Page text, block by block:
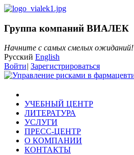
Группа компаний ВИАЛЕК
Начните с самых смелых ожиданий!
Русский English
Войти| Зарегистрироваться
УЧЕБНЫЙ ЦЕНТР
ЛИТЕРАТУРА
УСЛУГИ
ПРЕСС-ЦЕНТР
О КОМПАНИИ
КОНТАКТЫ